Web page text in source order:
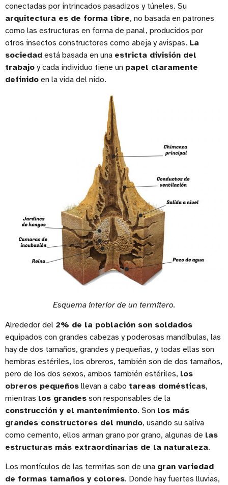
conectadas por intrincados pasadizos y túneles. Su
arquitectura es de forma libre, no basada en patrones
como las estructuras en forma de panal, producidos por
otros insectos constructores como abeja y avispas. La
sociedad está basada en una estricta división del
trabajo y cada individuo tiene un papel claramente
definido en la vida del nido.
Esquema interior de un termitero.
Alrededor del 2% de la población son soldados
equipados con grandes cabezas y poderosas mandíbulas, las
hay de dos tamaños, grandes y pequeñas, y todas ellas son
hembras estériles, los obreros, también son de dos tamaños,
pero de los dos sexos, ambos también estériles, los
obreros pequeños llevan a cabo tareas domésticas,
mientras los grandes son responsables de la
construcción y el mantenimiento. Son los más
grandes constructores del mundo, usando su saliva
como cemento, ellos arman grano por grano, algunas de las
estructuras más extraordinarias de la naturaleza.
Los montículos de las termitas son de una gran variedad
de formas tamaños y colores. Donde hay fuertes lluvias,